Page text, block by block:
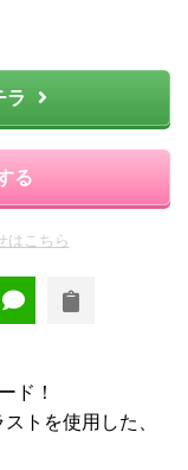
ラ
る
はこちら
ド！
トを使用した、